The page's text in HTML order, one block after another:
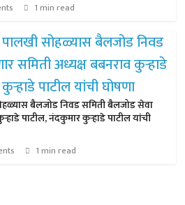
1 min read
बैलजोड निवड समिती बैलजोड सेवा
पाटील, नंदकुमार कुऱ्हाडे पाटील यांची
1 min read